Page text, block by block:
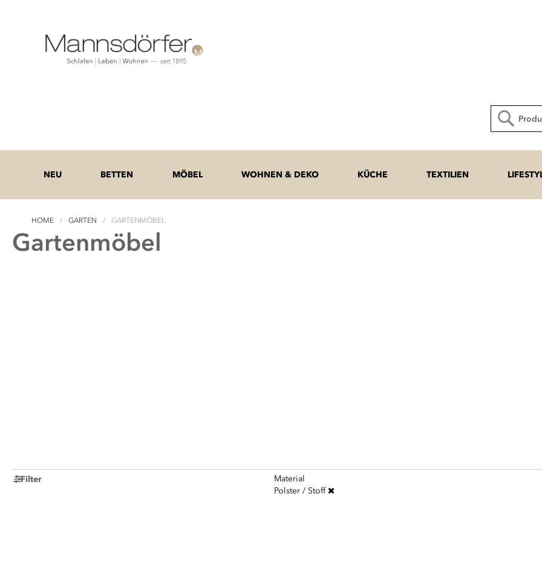
NEU BETTEN MÖBEL WOHNEN & DEKO KÜCHE TEXTILIEN
HOME GARTEN GARTENMÖBEL
Gartenmöbel
Filter
Material
Polster / Stoff